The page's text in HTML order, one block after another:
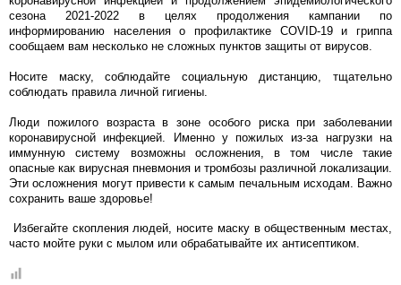
сезона 2021-2022 в целях продолжения кампании по
информированию населения о профилактике COVID-19 и гриппа
сообщаем вам несколько не сложных пунктов защиты от вирусов.
Носите маску, соблюдайте социальную дистанцию, тщательно
соблюдать правила личной гигиены.
Люди пожилого возраста в зоне особого риска при заболевании
коронавирусной инфекцией. Именно у пожилых из-за нагрузки на
иммунную систему возможны осложнения, в том числе такие
опасные как вирусная пневмония и тромбозы различной локализации.
Эти осложнения могут привести к самым печальным исходам. Важно
сохранить ваше здоровье!
Избегайте скопления людей, носите маску в общественным местах,
часто мойте руки с мылом или обрабатывайте их антисептиком.